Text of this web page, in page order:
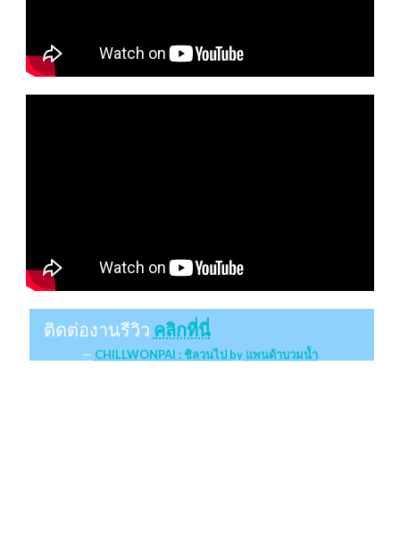
ติดต่องานรีวิว คลิกที่นี่
CHILLWONPAI : ชิลวนไป by แพนด้าบวมน้ำ